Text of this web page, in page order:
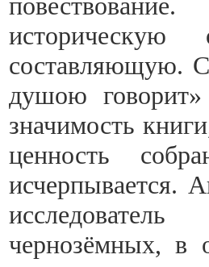
историческую
составляющую.
душою
значимость
ценность
исчерпывается.
чернозёмных, в